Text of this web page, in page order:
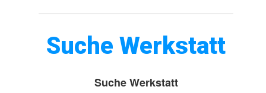
Suche Werkstatt
Suche Werkstatt